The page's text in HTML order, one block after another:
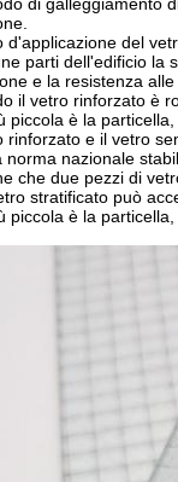
d'applicazione del
parti dell'edificio la
e la resistenza
il vetro rinforzato è
piccola è la
rinforzato e il vetro
norma nazionale
che due pezzi di
stratificato può
piccola è la